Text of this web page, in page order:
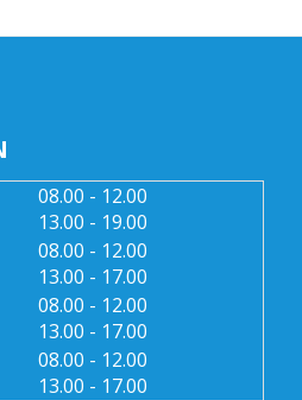
08.00 tot
- 12.00
13.00 tot
- 19.00
08.00 tot
- 12.00
13.00 tot
- 17.00
08.00 tot
- 12.00
13.00 tot
- 17.00
08.00 tot
- 12.00
13.00 tot
- 17.00